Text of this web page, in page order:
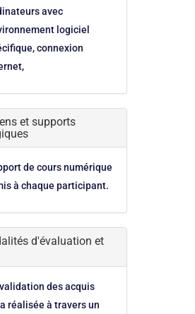
avec
logiciel
connexion
et supports
de cours numérique
à chaque participant.
d'évaluation et
des acquis
réalisée à travers un